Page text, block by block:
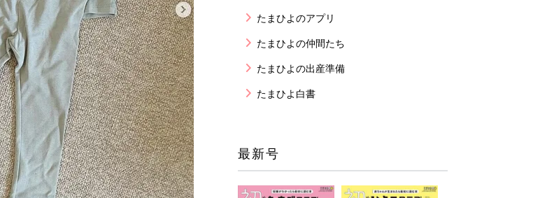
たまひよのアプリ
たまひよの仲間たち
たまひよの出産準備
たまひよ白書
最新号